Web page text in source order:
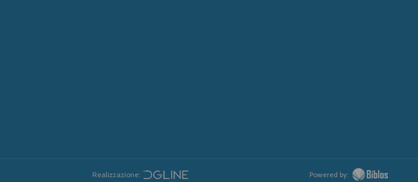
Realizzazione: Powered by: